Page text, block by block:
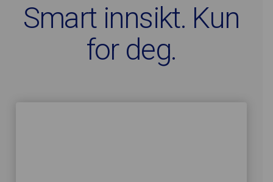
Smart innsikt. Kun
for deg.